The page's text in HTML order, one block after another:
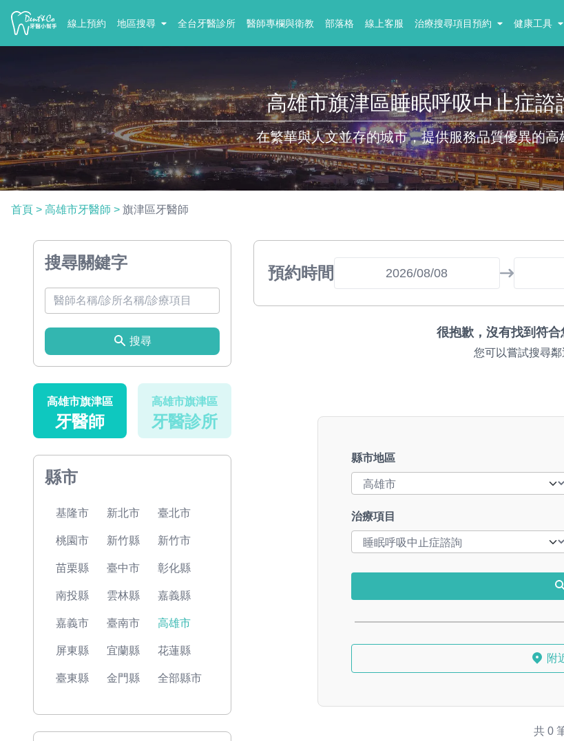
線上預約 地區搜尋 全台牙醫診所 醫師專欄與衛教 部落格 線上客服 治療搜尋項目預約 健康工具
高雄市旗津區睡眠呼吸中止症諮
在繁華與人文並存的城市，提供服務品質優異的
首頁 > 高雄市牙醫師 > 旗津區牙醫師
搜尋關鍵字
搜尋
高雄市旗津區
牙醫師
高雄市旗津區
牙醫診所
縣市
基隆市 新北市 臺北市
桃園市 新竹縣 新竹市
苗栗縣 臺中市 彰化縣
南投縣 雲林縣 嘉義縣
嘉義市 臺南市 高雄市
屏東縣 宜蘭縣 花蓮縣
臺東縣 金門縣 全部縣市
預約時間
很抱歉，沒有找到符合
您可以嘗試搜尋
縣市地區
治療項目
附
共 0